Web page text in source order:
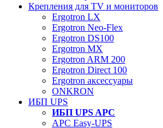
Крепления для TV и мониторов
Ergotron LX
Ergotron Neo-Flex
Ergotron DS100
Ergotron MX
Ergotron ARM 200
Ergotron Direct 100
Ergotron аксессуары
ONKRON
ИБП UPS
ИБП UPS APC
APC Easy-UPS